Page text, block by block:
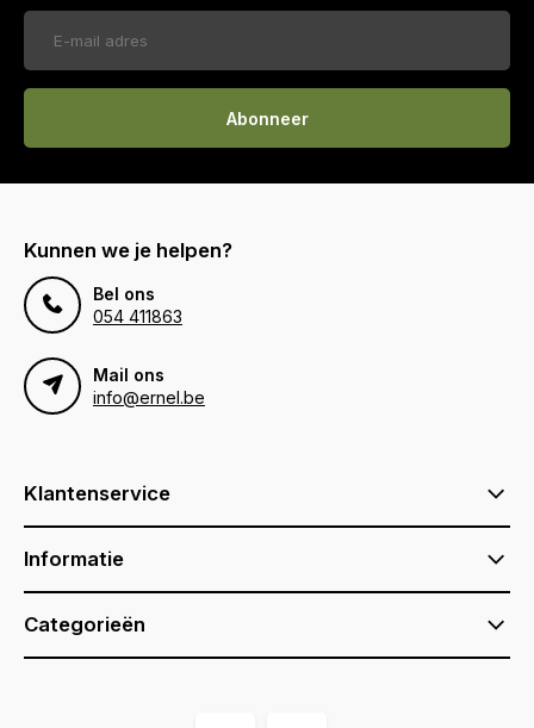
Abonneer
Kunnen we je helpen?
Bel ons
054 411863
Mail ons
info@ernel.be
Klantenservice
Informatie
Categorieën